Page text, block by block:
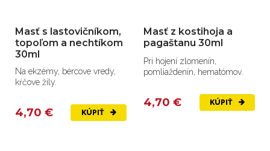
Masť s lastovičníkom,
topoľom a nechtíkom
30ml
Na ekzémy, bércove vredy,
kŕčove žily.
4,70 € KÚPIŤ
Masť z kostihoja a
pagaštanu 30ml
Pri hojení zlomenín,
pomliaždenín, hematómov.
4,70 € KÚPIŤ